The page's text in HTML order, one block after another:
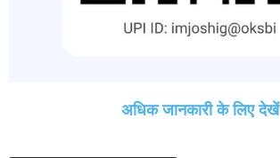
अधिक जानकारी के लिए देखें